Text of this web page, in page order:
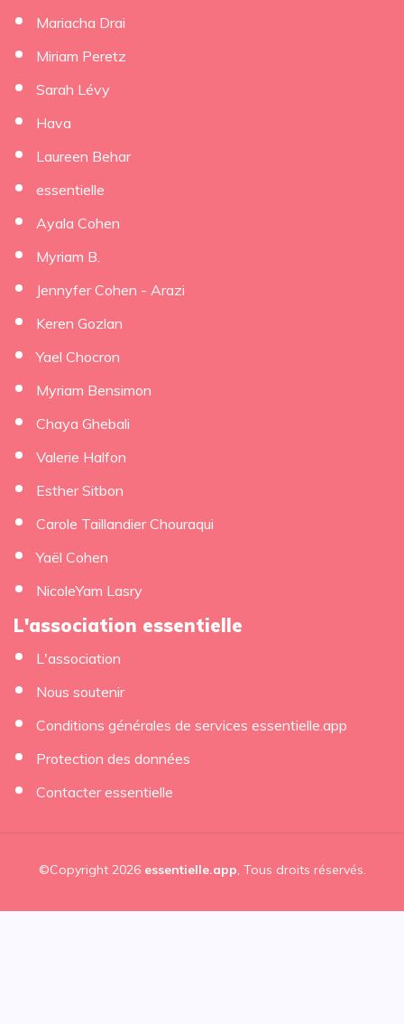
Mariacha Drai
Miriam Peretz
Sarah Lévy
Hava
Laureen Behar
essentielle
Ayala Cohen
Myriam B.
Jennyfer Cohen - Arazi
Keren Gozlan
Yael Chocron
Myriam Bensimon
Chaya Ghebali
Valerie Halfon
Esther Sitbon
Carole Taillandier Chouraqui
Yaël Cohen
NicoleYam Lasry
L'association essentielle
L'association
Nous soutenir
Conditions générales de services essentielle.app
Protection des données
Contacter essentielle
©Copyright 2026 essentielle.app, Tous droits réservés.